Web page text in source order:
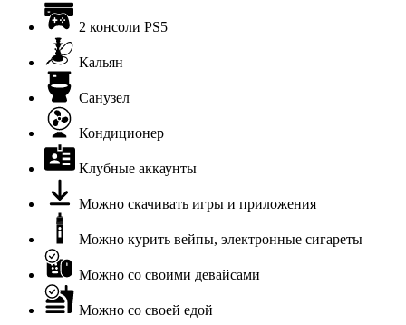
2 консоли PS5
Кальян
Санузел
Кондиционер
Клубные аккаунты
Можно скачивать игры и приложения
Можно курить вейпы, электронные сигареты
Можно со своими девайсами
Можно со своей едой